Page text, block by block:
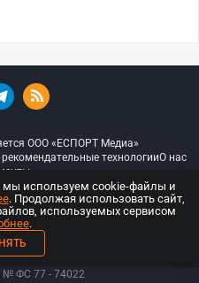
ООО «ЕСПОРТ Медиа»
технологииО нас
— Все права защищены
о регистрации средств массовой
№ ФС 77 - 74022
мы используем cookie-файлы и
. Продолжая использовать сайт,
используемых сервисом
.